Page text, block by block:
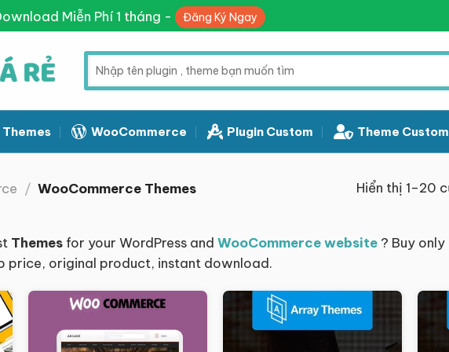
Miễn Phí 1 tháng - Đăng Ký Ngay
Tìm
kiếm:
Themes WooCommerce Plugin Custom Theme Custom
/ WooCommerce Themes Hiển thị 1–20
Themes for your WordPress and WooCommerce website ? Buy
price, original product, instant download.
Giảm giá! Giảm giá!